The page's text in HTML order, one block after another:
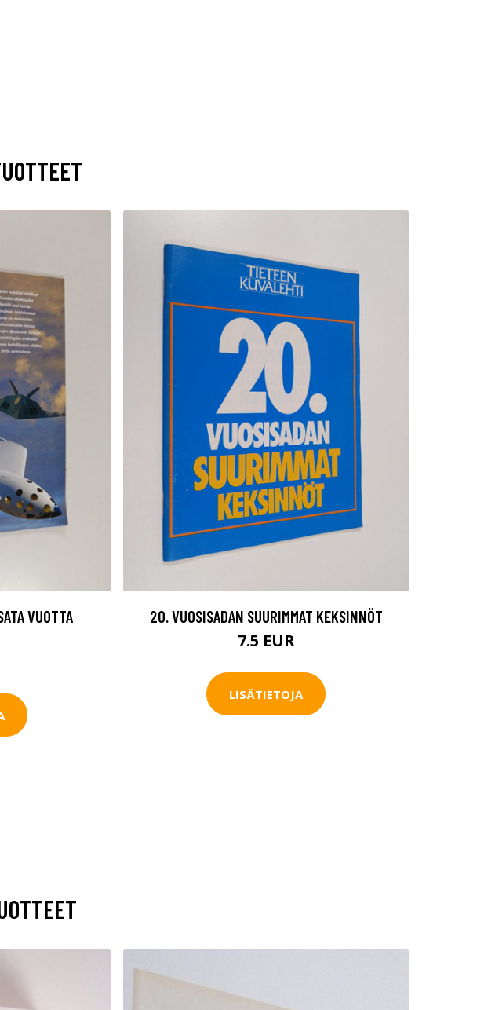
VUOTTA
20. VUOSISADAN SUURIMMAT KEKSINNÖT
7.5 EUR
LISÄTIETOJA